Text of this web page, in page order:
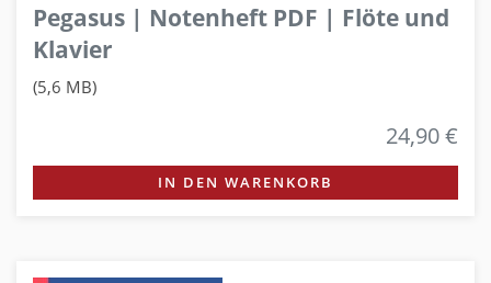
Pegasus | Notenheft PDF | Flöte und
Klavier
(5,6 MB)
24,90 €
IN DEN WARENKORB